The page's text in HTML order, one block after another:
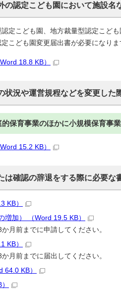
の認定こども園において施設名
定こども園、地方裁量型認定こど
こども園変更届出書が必要になりま
18.8 KB）
状況や運営規程などを変更した
保育事業のほかに小規模保育事
15.2 KB）
は確認の辞退をする際に必要な
KB）
増加） （Word 19.5 KB）
月前までに申請してください。
KB）
月前までに届出してください。
64.0 KB）